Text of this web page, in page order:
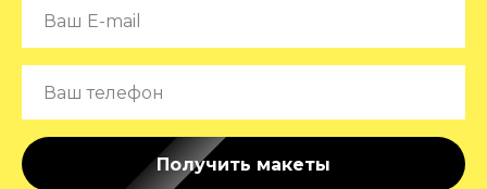
Получить макеты